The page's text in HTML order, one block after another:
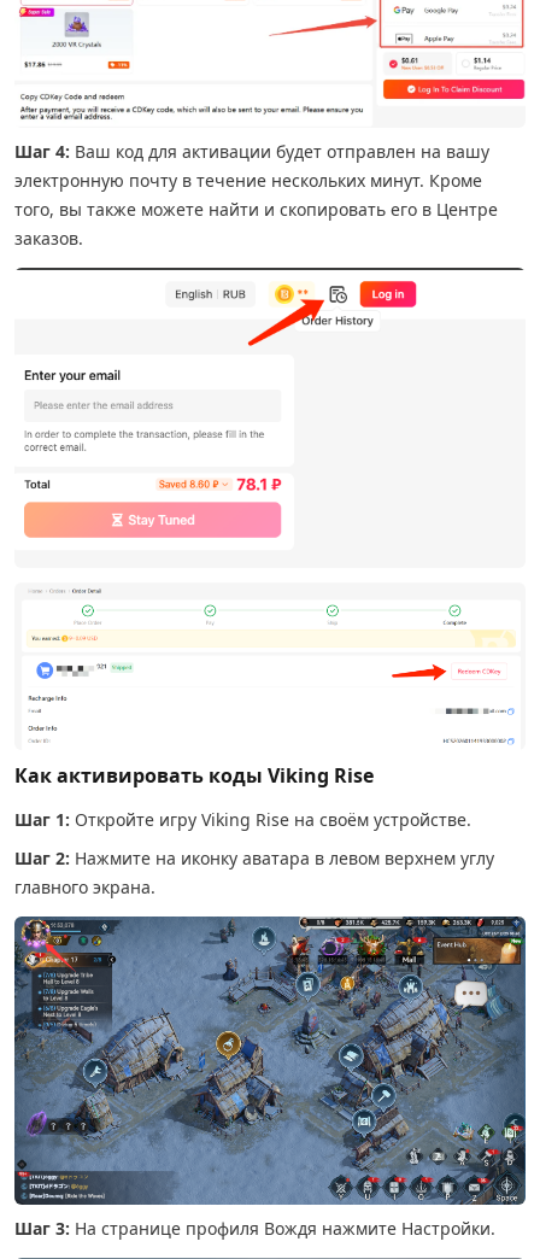
Шаг 4: Ваш код для активации будет отправлен на вашу
электронную почту в течение нескольких минут. Кроме
того, вы также можете найти и скопировать его в Центре
заказов.
Как активировать коды Viking Rise
Шаг 1: Откройте игру Viking Rise на своём устройстве.
Шаг 2: Нажмите на иконку аватара в левом верхнем углу
главного экрана.
Шаг 3: На странице профиля Вождя нажмите Настройки.